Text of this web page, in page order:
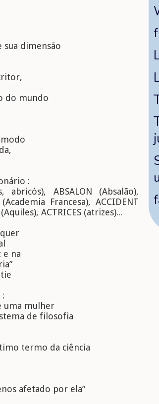
sua dimensão
do mundo
:
abricós), ABSALON (Absalão),
Francesa), ACCIDENT
ACTRICES (atrizes)...
e na
uma mulher
de filosofia
termo da ciência
afetado por ela”